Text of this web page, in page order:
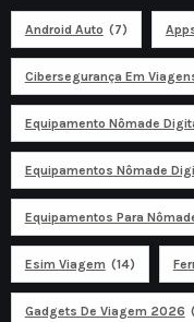
Android Auto (7)
Cibersegurança Em
Equipamento Nômade
Equipamentos Nômade
Equipamentos Para
Esim Viagem (14)
Gadgets De Viagem 2026